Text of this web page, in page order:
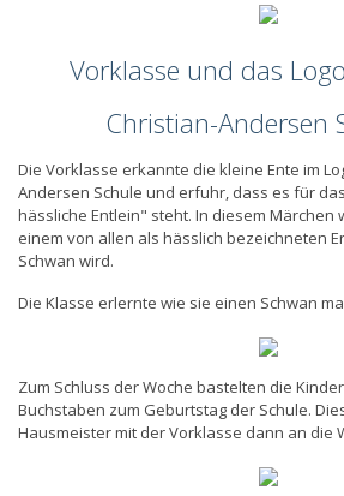
Vorklasse und das
Christian-Andersen
Die Vorklasse erkannte die kleine Ente im
Andersen Schule und erfuhr, dass es für
hässliche Entlein" steht. In diesem Märchen
einem von allen als hässlich bezeichneten
Schwan wird.
Die Klasse erlernte wie sie einen Schwan
Zum Schluss der Woche bastelten die
Buchstaben zum Geburtstag der Schule.
Hausmeister mit der Vorklasse dann an die